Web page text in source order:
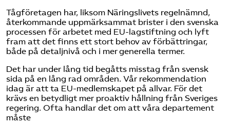
Tågföretagen har, liksom Näringslivets regelnämnd,
återkommande uppmärksammat brister i den svenska
processen för arbetet med EU-lagstiftning och lyft
fram att det finns ett stort behov av förbättringar,
både på detaljnivå och i mer generella termer.
Det har under lång tid begåtts misstag från svensk
sida på en lång rad områden. Vår rekommendation
idag är att ta EU-medlemskapet på allvar. För det
krävs en betydligt mer proaktiv hållning från Sveriges
regering. Ofta handlar det om att våra departement
måste